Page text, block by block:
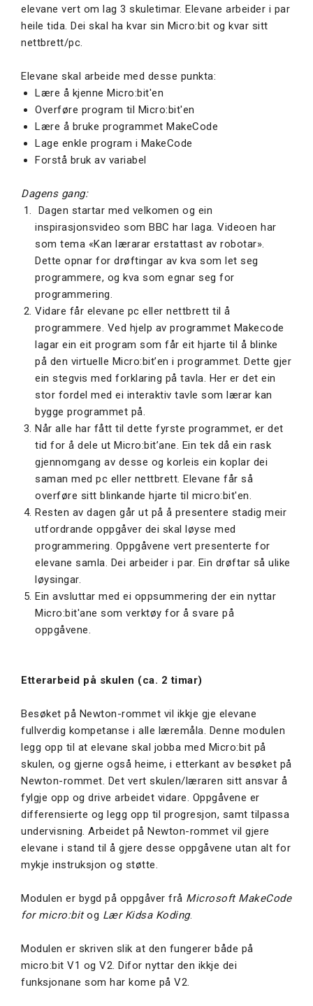
elevane vert om lag 3 skuletimar. Elevane arbeider i par
heile tida. Dei skal ha kvar sin Micro:bit og kvar sitt
nettbrett/pc.
Elevane skal arbeide med desse punkta:
Lære å kjenne Micro:bit'en
Overføre program til Micro:bit'en
Lære å bruke programmet MakeCode
Lage enkle program i MakeCode
Forstå bruk av variabel
Dagens gang:
Dagen startar med velkomen og ein
inspirasjonsvideo som BBC har laga. Videoen har
som tema «Kan lærarar erstattast av robotar».
Dette opnar for drøftingar av kva som let seg
programmere, og kva som egnar seg for
programmering.
Vidare får elevane pc eller nettbrett til å
programmere. Ved hjelp av programmet Makecode
lagar ein eit program som får eit hjarte til å blinke
på den virtuelle Micro:bit’en i programmet. Dette gjer
ein stegvis med forklaring på tavla. Her er det ein
stor fordel med ei interaktiv tavle som lærar kan
bygge programmet på.
Når alle har fått til dette fyrste programmet, er det
tid for å dele ut Micro:bit’ane. Ein tek då ein rask
gjennomgang av desse og korleis ein koplar dei
saman med pc eller nettbrett. Elevane får så
overføre sitt blinkande hjarte til micro:bit'en.
Resten av dagen går ut på å presentere stadig meir
utfordrande oppgåver dei skal løyse med
programmering. Oppgåvene vert presenterte for
elevane samla. Dei arbeider i par. Ein drøftar så ulike
løysingar.
Ein avsluttar med ei oppsummering der ein nyttar
Micro:bit'ane som verktøy for å svare på
oppgåvene.
Etterarbeid på skulen (ca. 2 timar)
Besøket på Newton-rommet vil ikkje gje elevane
fullverdig kompetanse i alle læremåla. Denne modulen
legg opp til at elevane skal jobba med Micro:bit på
skulen, og gjerne også heime, i etterkant av besøket på
Newton-rommet. Det vert skulen/læraren sitt ansvar å
fylgje opp og drive arbeidet vidare. Oppgåvene er
differensierte og legg opp til progresjon, samt tilpassa
undervisning. Arbeidet på Newton-rommet vil gjere
elevane i stand til å gjere desse oppgåvene utan alt for
mykje instruksjon og støtte.
Modulen er bygd på oppgåver frå Microsoft MakeCode
for micro:bitog Lær Kidsa Koding.
Modulen er skriven slik at den fungerer både på
micro:bit V1 og V2. Difor nyttar den ikkje dei
funksjonane som har kome på V2.